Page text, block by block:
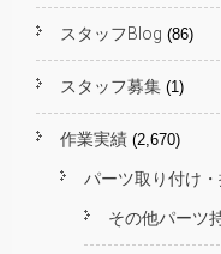
スタッフBlog (86)
スタッフ募集 (1)
作業実績 (2,670)
パーツ取り付け
その他パーツ